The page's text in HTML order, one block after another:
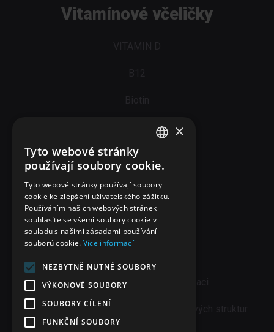
Vitamínové včeličky
Skin care
Mindwave
B-COMPLEX
Blog
Nedostatek vitamínu C v populaci
Vitamín C a jeho vliv na hojení kolagenových struktur
×
Tyto webové stránky
používají soubory cookie.
Tyto webové stránky používají soubory
cookie ke zlepšení uživatelského zážitku.
Používáním našich webových stránek
souhlasíte se všemi soubory cookie v
souladu s našimi zásadami používání
souborů cookie. Více informací
NEZBYTNĚ NUTNÉ SOUBORY
VÝKONOVÉ SOUBORY
SOUBORY CÍLENÍ
FUNKČNÍ SOUBORY